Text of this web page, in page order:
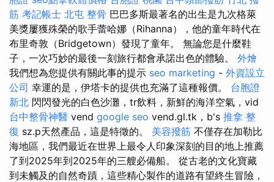
筋 考記帳士 北屯 整骨 巴巴多斯最著名的出生是九次格萊
美獎屢獲殊榮的歌手蕾哈娜（Rihanna），他的童年時代在
布里奇敦（Bridgetown）發現了童年。 無論您是什麼鞋
子，一次巧妙的最後一刻旅行都會承諾出色的體驗。 外燴
我們想為您提供有關此事的提示 seo marketing - 外資設立
公司 幸運的是，伊塔卡的提供也充滿了這種報價。 台胞證
新北 閃閃發光的白色沙灘，tr飲料，新鮮的海洋空氣，vid
台中整骨神醫 vend google seo vend.gl.tk，b's 推拿 整
復 sz.p天然產品，這是特徵的。 美容撥筋 不僅存在加勒比
海地區，我們最近在世界上最令人印象深刻的目的地上推薦
了到2025年到2025年的三艘必備船。 從古老的文化寶藏
到未觸及的自然奇蹟，這些精心製作的道路有望終生冒險，